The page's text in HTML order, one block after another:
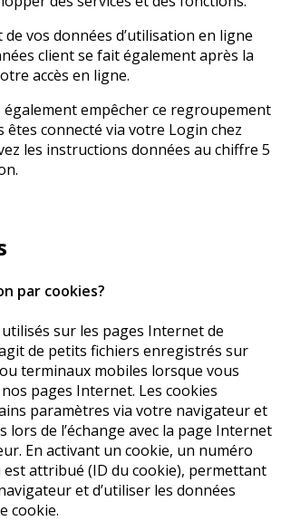
vos données d’utilisation en ligne
client se fait également après la
accès en ligne.
également empêcher ce regroupement
êtes connecté via votre Login chez
les instructions données au chiffre 5
par cookies?
sur les pages Internet de
de petits fichiers enregistrés sur
terminaux mobiles lorsque vous
pages Internet. Les cookies
paramètres via votre navigateur et
lors de l’échange avec la page Internet
En activant un cookie, un numéro
est attribué (ID du cookie), permettant
et d’utiliser les données
cookie.